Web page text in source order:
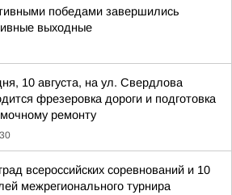
победами завершились
выходные
10 августа, на ул. Свердлова
фрезеровка дороги и подготовка
ремонту
всероссийских соревнований и 10
межрегионального турнира